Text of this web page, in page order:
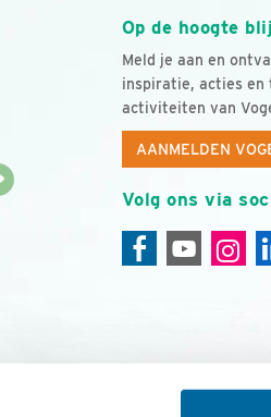
Op de hoogte
Meld je aan en
inspiratie, acties en
activiteiten van
AANMELDEN
Volg ons via